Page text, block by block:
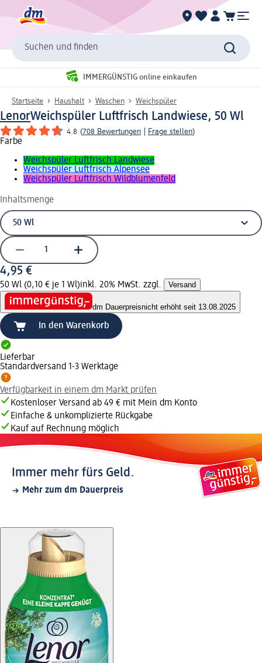
Suchen und finden
IMMERGÜNSTIG online einkaufen
Startseite Haushalt Waschen Weichspüler
LenorWeichspüler Luftfrisch Landwiese, 50 Wl
4.8 (708 Bewertungen Frage stellen)
Farbe
Weichspüler Luftfrisch Landwiese
Weichspüler Luftfrisch Alpensee
Weichspüler Luftfrisch Wildblumenfeld
Inhaltsmenge
4,95 €
50 Wl (0,10 € je 1 Wl)inkl. 20% MwSt. zzgl. Versand
dm Dauerpreisnicht erhöht seit 13.08.2025
In den Warenkorb
Lieferbar
Standardversand 1-3 Werktage
Verfügbarkeit in einem dm Markt prüfen
Kostenloser Versand ab 49 € mit Mein dm Konto
Einfache & unkomplizierte Rückgabe
Kauf auf Rechnung möglich
Immer mehr fürs Geld.
Mehr zum dm Dauerpreis